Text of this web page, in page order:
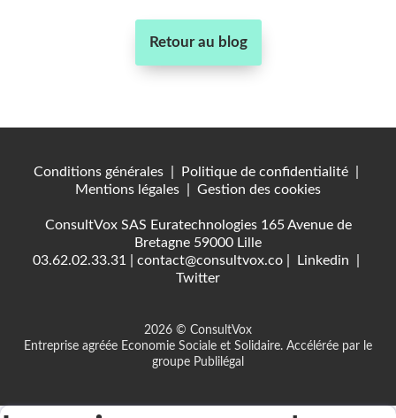
Retour au blog
Conditions générales Politique de confidentialité
Mentions légales
Gestion des cookies
ConsultVox SAS Euratechnologies 165 Avenue de
Bretagne 59000 Lille
03.62.02.33.31
contact@consultvox.co Linkedin
Twitter
2026 © ConsultVox
Entreprise agréée Economie Sociale et Solidaire. Accélérée par le
groupe Publilégal